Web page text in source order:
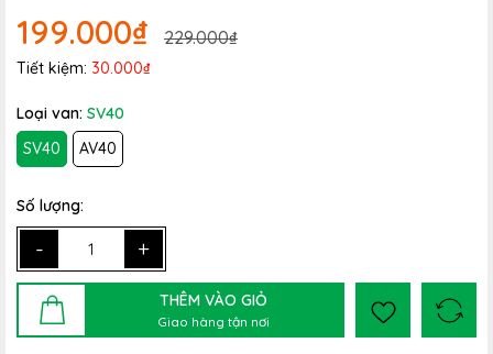
199.000₫ 229.000₫
Tiết kiệm: 30.000₫
Loại van: SV40
SV40
AV40
Số lượng:
- +
THÊM VÀO GIỎ
Giao hàng tận nơi